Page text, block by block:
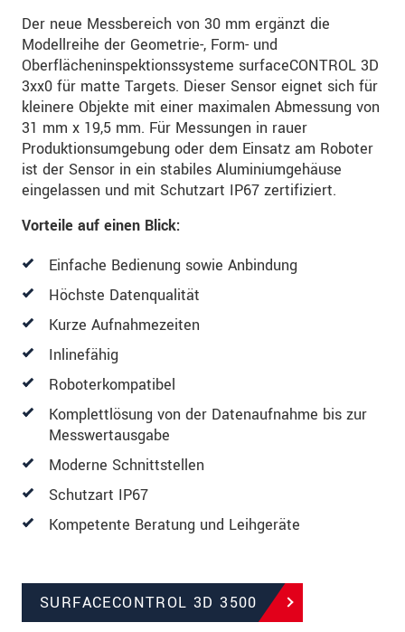
Der neue Messbereich von 30 mm ergänzt die
Modellreihe der Geometrie-, Form- und
Oberflächeninspektionssysteme surfaceCONTROL 3D
3xx0 für matte Targets. Dieser Sensor eignet sich für
kleinere Objekte mit einer maximalen Abmessung von
31 mm x 19,5 mm. Für Messungen in rauer
Produktionsumgebung oder dem Einsatz am Roboter
ist der Sensor in ein stabiles Aluminiumgehäuse
eingelassen und mit Schutzart IP67 zertifiziert.
Vorteile auf einen Blick:
Einfache Bedienung sowie Anbindung
Höchste Datenqualität
Kurze Aufnahmezeiten
Inlinefähig
Roboterkompatibel
Komplettlösung von der Datenaufnahme bis zur
Messwertausgabe
Moderne Schnittstellen
Schutzart IP67
Kompetente Beratung und Leihgeräte
SURFACECONTROL 3D 3500